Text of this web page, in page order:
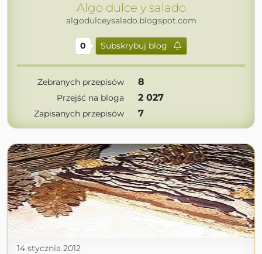
Algo dulce y salado
algodulceysalado.blogspot.com
0 Subskrybuj blog
Zebranych przepisów 8
Przejść na bloga 2 027
Zapisanych przepisów 7
14 stycznia 2012